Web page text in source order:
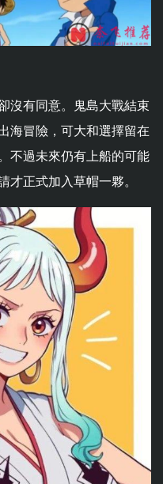
沒有同意。鬼島大戰結束
海冒險，可大和選擇留在
不過未來仍有上船的可能
才正式加入草帽一夥。